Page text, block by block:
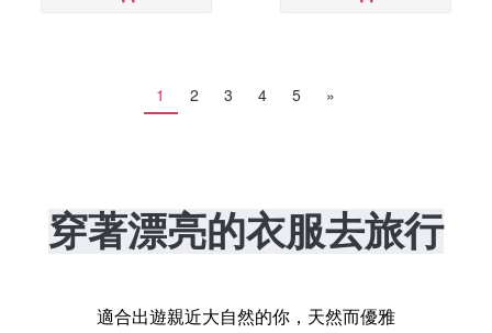
1 2 3 4 5 »
穿著漂亮的衣服去旅行
適合出遊親近大自然的你，天然而優雅